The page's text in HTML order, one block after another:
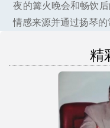
夜的篝火晚会和畅饮
情感来源并通过扬琴的
精